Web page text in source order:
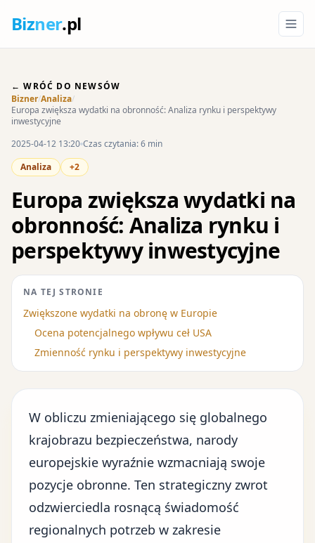
Bizner.pl
← WRÓĆ DO NEWSÓW
Bizner/Analiza/
Europa zwiększa wydatki na obronność: Analiza rynku i perspektywy
inwestycyjne
2025-04-12 13:20 Czas czytania: 6 min
Analiza
+2
Europa zwiększa wydatki na
obronność: Analiza rynku i
perspektywy inwestycyjne
NA TEJ STRONIE
Zwiększone wydatki na obronę w Europie
Ocena potencjalnego wpływu ceł USA
Zmienność rynku i perspektywy inwestycyjne
W obliczu zmieniającego się globalnego
krajobrazu bezpieczeństwa, narody
europejskie wyraźnie wzmacniają swoje
pozycje obronne. Ten strategiczny zwrot
odzwierciedla rosnącą świadomość
regionalnych potrzeb w zakresie